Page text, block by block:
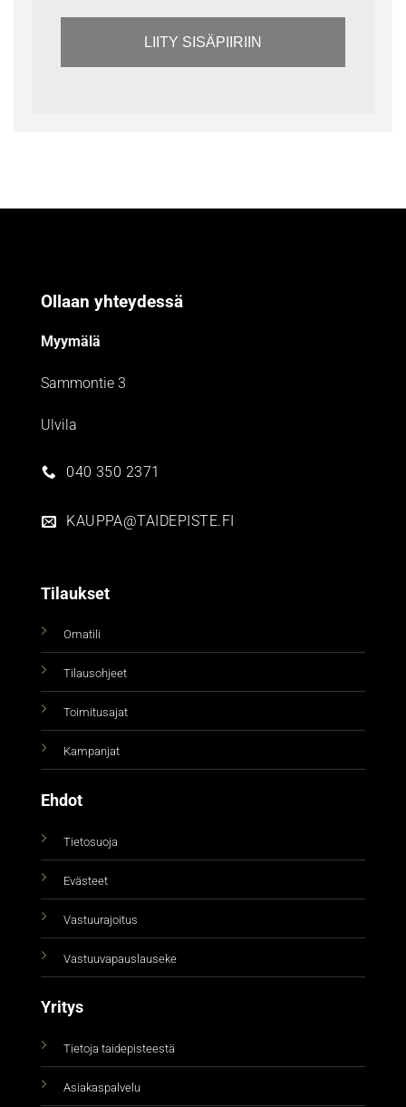
LIITY SISÄPIIRIIN
Ollaan yhteydessä
Myymälä
Sammontie 3
Ulvila
040 350 2371
KAUPPA@TAIDEPISTE.FI
Tilaukset
Omatili
Tilausohjeet
Toimitusajat
Kampanjat
Ehdot
Tietosuoja
Evästeet
Vastuurajoitus
Vastuuvapauslauseke
Yritys
Tietoja taidepisteestä
Asiakaspalvelu